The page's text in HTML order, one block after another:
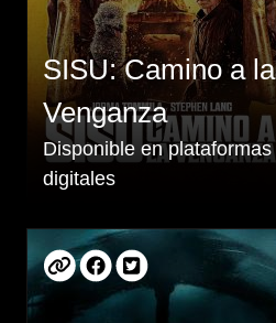
SISU: Camino a la
Venganza
Disponible en plataformas
digitales